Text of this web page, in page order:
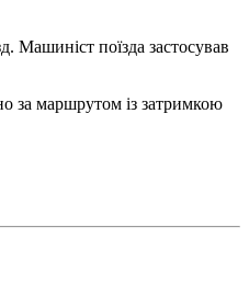
Машиніст поїзда застосував
за маршрутом із затримкою